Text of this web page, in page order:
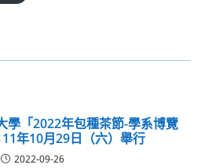
學「2022年包種茶節-學系博覽
年10月29日（六）舉行
2022-09-26